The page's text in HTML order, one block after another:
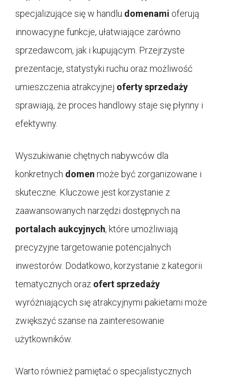
specjalizujące się w handlu domenami oferują
innowacyjne funkcje, ułatwiające zarówno
sprzedawcom, jak i kupującym. Przejrzyste
prezentacje, statystyki ruchu oraz możliwość
umieszczenia atrakcyjnej oferty sprzedaży
sprawiają, że proces handlowy staje się płynny i
efektywny.
Wyszukiwanie chętnych nabywców dla
konkretnych domen może być zorganizowane i
skuteczne. Kluczowe jest korzystanie z
zaawansowanych narzędzi dostępnych na
portalach aukcyjnych, które umożliwiają
precyzyjne targetowanie potencjalnych
inwestorów. Dodatkowo, korzystanie z kategorii
tematycznych oraz ofert sprzedaży
wyróżniających się atrakcyjnymi pakietami może
zwiększyć szanse na zainteresowanie
użytkowników.
Warto również pamiętać o specjalistycznych